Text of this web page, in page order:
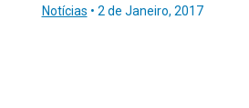
Notícias • 2 de Janeiro, 2017